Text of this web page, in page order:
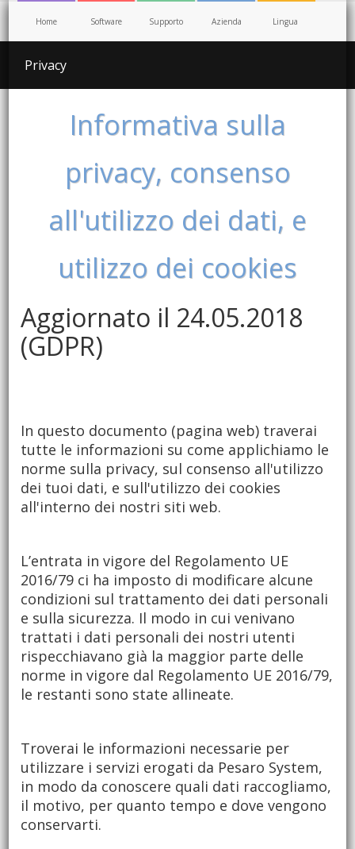
Home Software Supporto Azienda Lingua
Privacy
Informativa sulla
privacy, consenso
all'utilizzo dei dati, e
utilizzo dei cookies
Aggiornato il 24.05.2018
(GDPR)
In questo documento (pagina web) traverai
tutte le informazioni su come applichiamo le
norme sulla privacy, sul consenso all'utilizzo
dei tuoi dati, e sull'utilizzo dei cookies
all'interno dei nostri siti web.
L’entrata in vigore del Regolamento UE
2016/79 ci ha imposto di modificare alcune
condizioni sul trattamento dei dati personali
e sulla sicurezza. Il modo in cui venivano
trattati i dati personali dei nostri utenti
rispecchiavano già la maggior parte delle
norme in vigore dal Regolamento UE 2016/79,
le restanti sono state allineate.
Troverai le informazioni necessarie per
utilizzare i servizi erogati da Pesaro System,
in modo da conoscere quali dati raccogliamo,
il motivo, per quanto tempo e dove vengono
conservarti.